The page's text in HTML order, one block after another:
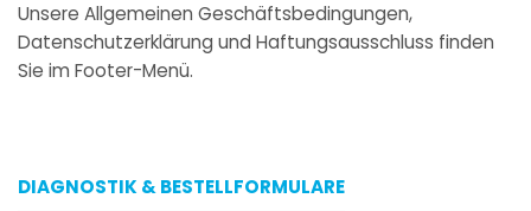
Unsere Allgemeinen Geschäftsbedingungen,
Datenschutzerklärung und Haftungsausschluss finden
Sie im Footer-Menü.
DIAGNOSTIK & BESTELLFORMULARE